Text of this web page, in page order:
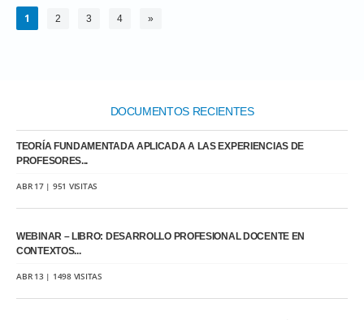
1 2 3 4 »
DOCUMENTOS RECIENTES
TEORÍA FUNDAMENTADA APLICADA A LAS EXPERIENCIAS DE
PROFESORES...
ABR 17 | 951 VISITAS
WEBINAR – LIBRO: DESARROLLO PROFESIONAL DOCENTE EN
CONTEXTOS...
ABR 13 | 1498 VISITAS